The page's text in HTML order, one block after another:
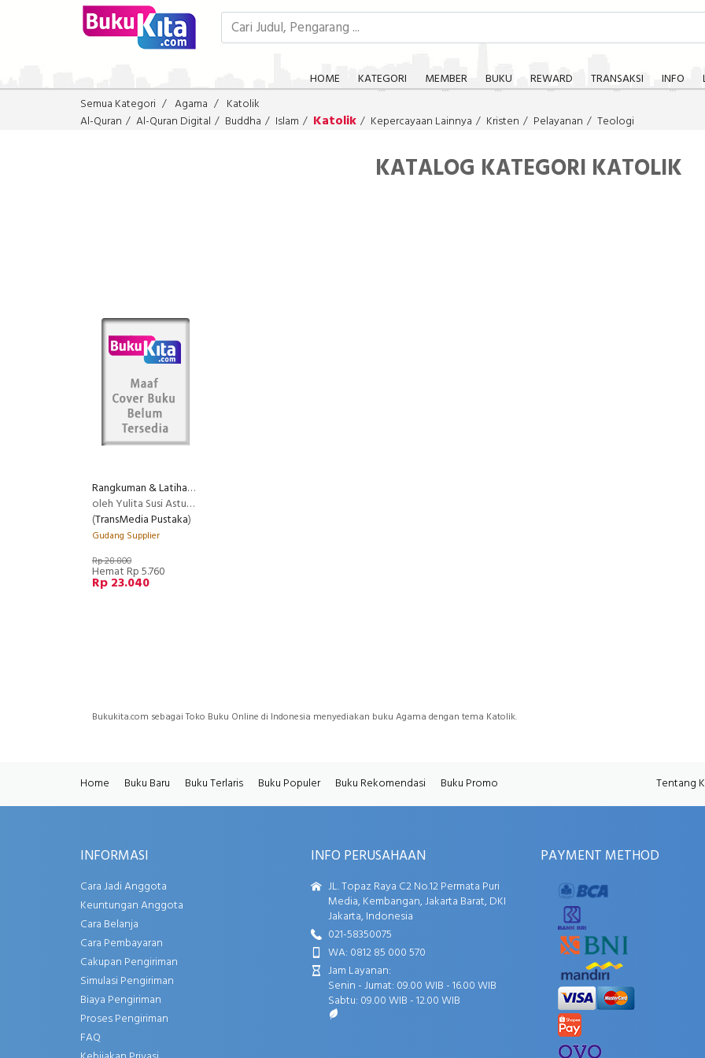
HOME KATEGORI MEMBER BUKU REWARD TRANSAKSI INFO
Semua Kategori
Agama
Katolik
Al-Quran
Al-Quran Digital Buddha Islam Katolik Kepercayaan Lainnya Kristen Pelayanan Teologi
KATALOG KATEGORI KATOLIK
Rangkuman & Latihan Soal Pelajaran Agama Katolik SD Kelas 4 - 6
oleh Yulita Susi Astuti S Ag
(TransMedia Pustaka)
Gudang Supplier
Rp 28.800
Hemat Rp 5.760
Rp 23.040
Bukukita.com sebagai Toko Buku Online di Indonesia menyediakan buku Agama dengan tema Katolik.
Home Buku Baru Buku Terlaris Buku Populer Buku Rekomendasi Buku Promo Tentang
INFORMASI
Cara Jadi Anggota
Keuntungan Anggota
Cara Belanja
Cara Pembayaran
Cakupan Pengiriman
Simulasi Pengiriman
Biaya Pengiriman
Proses Pengiriman
FAQ
INFO PERUSAHAAN
JL. Topaz Raya C2 No.12 Permata Puri
Media, Kembangan, Jakarta Barat, DKI
Jakarta, Indonesia
021-58350075
WA: 0812 85 000 570
Jam Layanan:
Senin - Jumat: 09.00 WIB - 16.00 WIB
Sabtu: 09.00 WIB - 12.00 WIB
PAYMENT METHOD